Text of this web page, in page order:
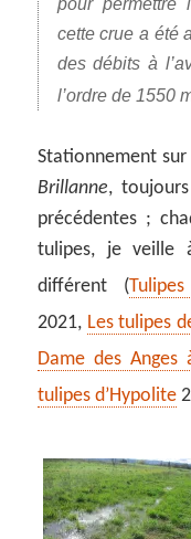
cette crue a été
des débits à
l’ordre de 1550
Stationnement
Brillanne,
précédentes ;
tulipes, je veille
différent (
2021, Les tulipes
Dame des Anges
tulipes d’Hypolite